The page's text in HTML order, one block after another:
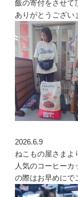
飯の寄付をさせて
ありがとうござい
2026.6.9
ねこもの屋さまよ
人気のコーヒー
の際はお早めにで